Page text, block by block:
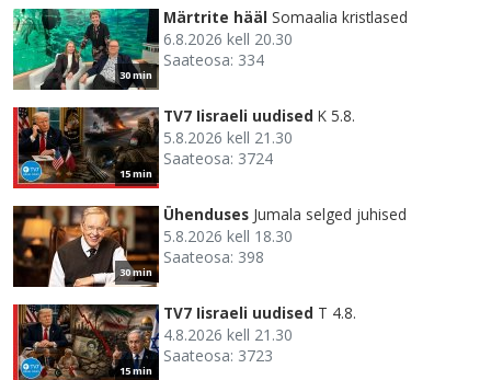
30 min
Märtrite hääl Somaalia kristlased
6.8.2026 kell 20.30
Saateosa: 334
15 min
TV7 Iisraeli uudised K 5.8.
5.8.2026 kell 21.30
Saateosa: 3724
30 min
Ühenduses Jumala selged juhised
5.8.2026 kell 18.30
Saateosa: 398
15 min
TV7 Iisraeli uudised T 4.8.
4.8.2026 kell 21.30
Saateosa: 3723